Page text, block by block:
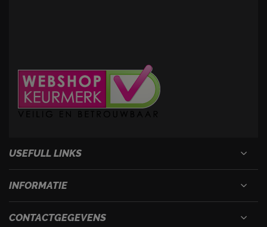
USEFULL LINKS
INFORMATIE
CONTACTGEGEVENS